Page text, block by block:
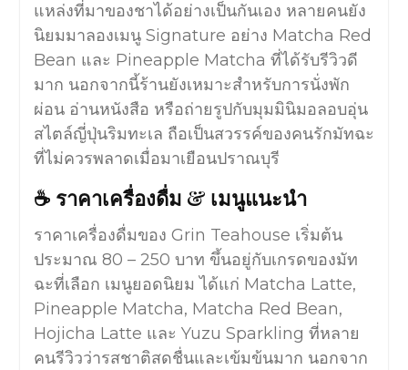
แหล่งที่มาของชาได้อย่างเป็นกันเอง หลายคนยัง
นิยมมาลองเมนู Signature อย่าง Matcha Red
Bean และ Pineapple Matcha ที่ได้รับรีวิวดี
มาก นอกจากนี้ร้านยังเหมาะสำหรับการนั่งพัก
ผ่อน อ่านหนังสือ หรือถ่ายรูปกับมุมมินิมอลอบอุ่น
สไตล์ญี่ปุ่นริมทะเล ถือเป็นสวรรค์ของคนรักมัทฉะ
ที่ไม่ควรพลาดเมื่อมาเยือนปราณบุรี
☕ ราคาเครื่องดื่ม & เมนูแนะนำ
ราคาเครื่องดื่มของ Grin Teahouse เริ่มต้น
ประมาณ 80 – 250 บาท ขึ้นอยู่กับเกรดของมัท
ฉะที่เลือก เมนูยอดนิยม ได้แก่ Matcha Latte,
Pineapple Matcha, Matcha Red Bean,
Hojicha Latte และ Yuzu Sparkling ที่หลาย
คนรีวิวว่ารสชาติสดชื่นและเข้มข้นมาก นอกจาก